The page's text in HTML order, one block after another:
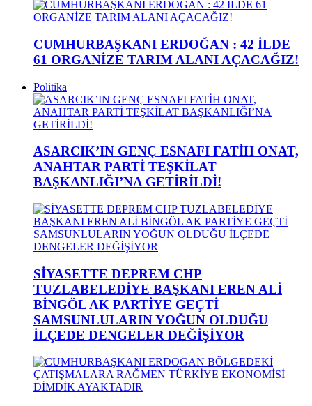
CUMHURBAŞKANI ERDOĞAN : 42 İLDE
61 ORGANİZE TARIM ALANI AÇACAĞIZ!
Politika
ASARCIK’IN GENÇ ESNAFI FATİH ONAT,
ANAHTAR PARTİ TEŞKİLAT
BAŞKANLIĞI’NA GETİRİLDİ!
SİYASETTE DEPREM CHP
TUZLABELEDİYE BAŞKANI EREN ALİ
BİNGÖL AK PARTİYE GEÇTİ
SAMSUNLULARIN YOĞUN OLDUĞU
İLÇEDE DENGELER DEĞİŞİYOR